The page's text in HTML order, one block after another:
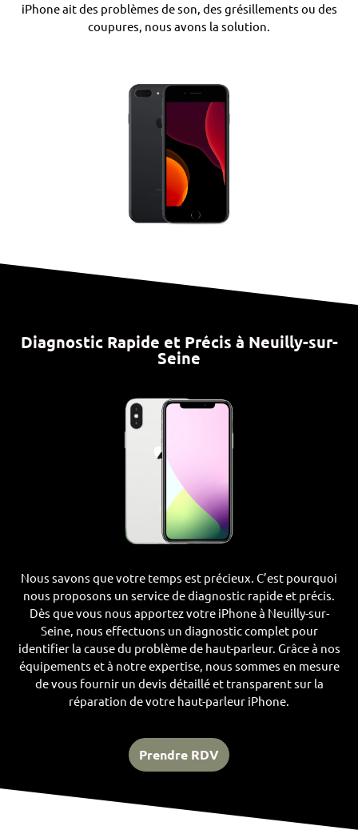
iPhone ait des problèmes de son, des grésillements ou des
coupures, nous avons la solution.
Diagnostic Rapide et Précis à Neuilly-sur-
Seine
Nous savons que votre temps est précieux. C’est pourquoi
nous proposons un service de diagnostic rapide et précis.
Dès que vous nous apportez votre iPhone à Neuilly-sur-
Seine, nous effectuons un diagnostic complet pour
identifier la cause du problème de haut-parleur. Grâce à nos
équipements et à notre expertise, nous sommes en mesure
de vous fournir un devis détaillé et transparent sur la
réparation de votre haut-parleur iPhone.
Prendre RDV